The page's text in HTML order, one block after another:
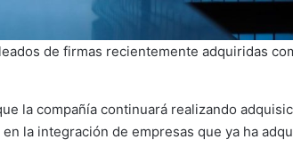
de firmas recientemente adquiridas
la compañía continuará realizando
la integración de empresas que ya ha